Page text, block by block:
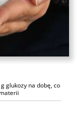
glukozy na dobę, co